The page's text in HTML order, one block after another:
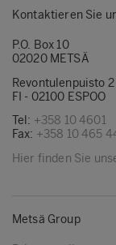
Kontaktieren Sie
P.O. Box 10
02020 METSÄ
Revontulenpuisto 2
FI - 02100 ESPOO
Tel: +358 10 4601
Fax: +358 10 465
Hier finden Sie
Metsä Group